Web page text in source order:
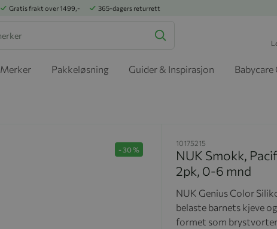
Gratis frakt over 1499,- 365-dagers returrett
Merker Pakkeløsning Guider & Inspirasjon Babycare
- 30 %
10175215
NUK Smokk,
2pk, 0-6 mnd
NUK Genius Color
belaste barnets kjeve
formet som